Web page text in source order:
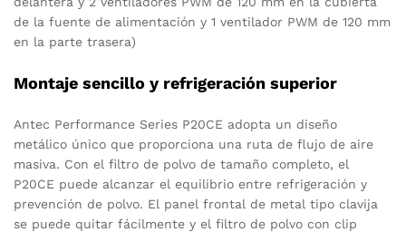
de la fuente de alimentación y 1 ventilador PWM de 120 mm
en la parte trasera)
Montaje sencillo y refrigeración superior
Antec Performance Series P20CE adopta un diseño
metálico único que proporciona una ruta de flujo de aire
masiva. Con el filtro de polvo de tamaño completo, el
P20CE puede alcanzar el equilibrio entre refrigeración y
prevención de polvo. El panel frontal de metal tipo clavija
se puede quitar fácilmente y el filtro de polvo con clip